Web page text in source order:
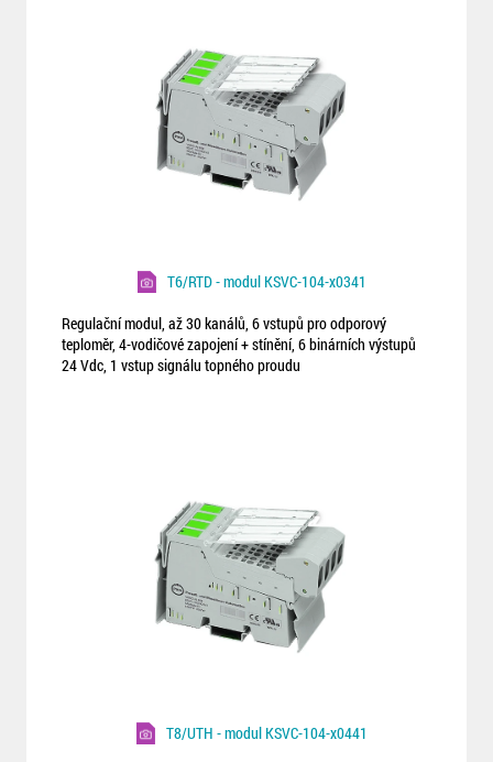
T6/RTD - modul KSVC-104-x0341
Regulační modul, až 30 kanálů, 6 vstupů pro odporový
teploměr, 4-vodičové zapojení + stínění, 6 binárních výstupů
24 Vdc, 1 vstup signálu topného proudu
T8/UTH - modul KSVC-104-x0441